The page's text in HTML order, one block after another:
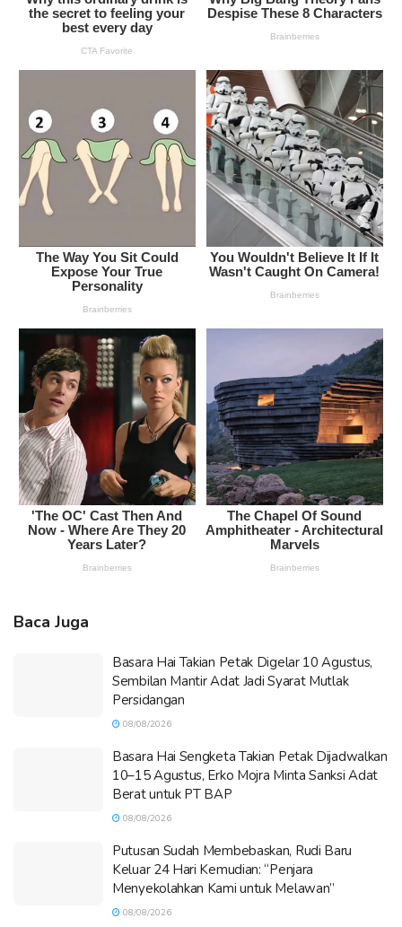
Baca Juga
Basara Hai Takian Petak Digelar 10 Agustus,
Sembilan Mantir Adat Jadi Syarat Mutlak
Persidangan
08/08/2026
Basara Hai Sengketa Takian Petak Dijadwalkan
10–15 Agustus, Erko Mojra Minta Sanksi Adat
Berat untuk PT BAP
08/08/2026
Putusan Sudah Membebaskan, Rudi Baru
Keluar 24 Hari Kemudian: “Penjara
Menyekolahkan Kami untuk Melawan”
08/08/2026